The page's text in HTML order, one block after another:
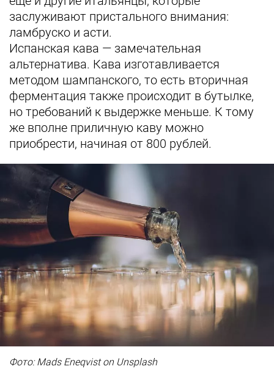
заслуживают пристального внимания:
ламбруско и асти.
Испанская кава — замечательная
альтернатива. Кава изготавливается
методом шампанского, то есть вторичная
ферментация также происходит в бутылке,
но требований к выдержке меньше. К тому
же вполне приличную каву можно
приобрести, начиная от 800 рублей.
Фото: Mads Eneqvist on Unsplash